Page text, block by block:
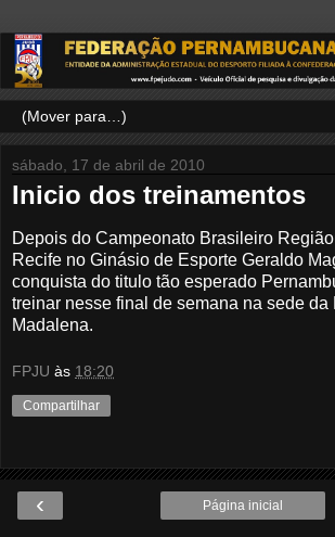
sábado, 17 de abril de 2010
Inicio dos treinamentos
Depois do Campeonato Brasileiro
Recife no Ginásio de Esporte Geraldo
conquista do titulo tão esperado
treinar nesse final de semana na sede da
Madalena.
FPJU às 18:20
Compartilhar
‹ Página inicial